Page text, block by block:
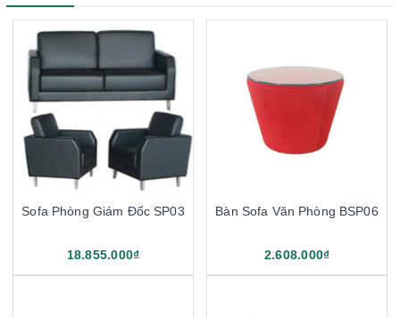
Sofa Phòng Giám Đốc SP03
18.855.000₫
Bàn Sofa Văn Phòng BSP06
2.608.000₫